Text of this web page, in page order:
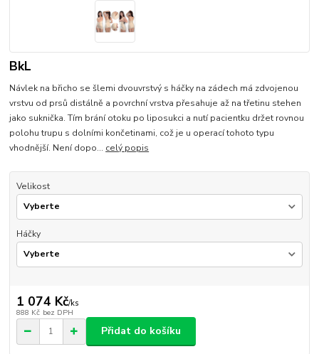
BkL
Návlek na břicho se šlemi dvouvrstvý s háčky na zádech má zdvojenou
vrstvu od prsů distálně a povrchní vrstva přesahuje až na třetinu stehen
jako suknička. Tím brání otoku po liposukci a nutí pacientku držet rovnou
polohu trupu s dolními končetinami, což je u operací tohoto typu
vhodnější. Není dopo... celý popis
Velikost
Háčky
1 074 Kč/ks
888 Kč bez DPH
Přidat do košíku